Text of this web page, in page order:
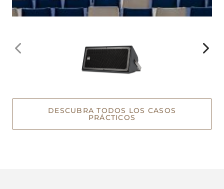
DESCUBRA TODOS LOS CASOS
PRÁCTICOS